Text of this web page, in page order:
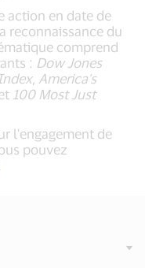
action en date de
reconnaissance du
comprend
: Dow Jones
, America's
100 Most Just
l'engagement de
pouvez